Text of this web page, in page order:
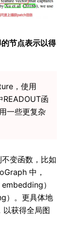
节点表示以得
，使用
函
一些更复杂
变函数，比如
中，
）
）。更具体地
以获得全局图